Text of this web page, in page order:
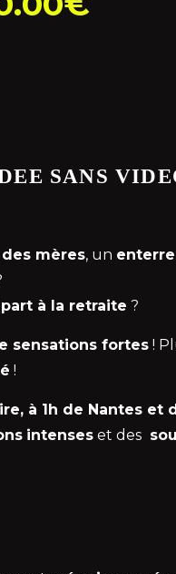
SANS
mères, un
à la retraite ?
sensations fortes !
!
à 1h de Nantes et
intenses et des